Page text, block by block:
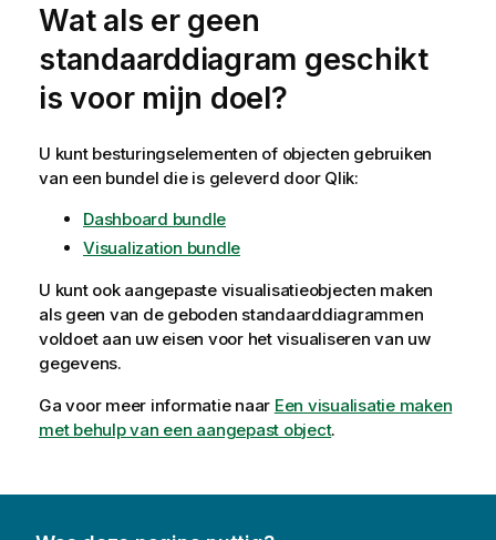
Wat als er geen
standaarddiagram geschikt
is voor mijn doel?
U kunt besturingselementen of objecten gebruiken
van een bundel die is geleverd door Qlik:
Dashboard bundle
Visualization bundle
U kunt ook aangepaste visualisatieobjecten maken
als geen van de geboden standaarddiagrammen
voldoet aan uw eisen voor het visualiseren van uw
gegevens.
Ga voor meer informatie naar Een visualisatie maken
met behulp van een aangepast object.